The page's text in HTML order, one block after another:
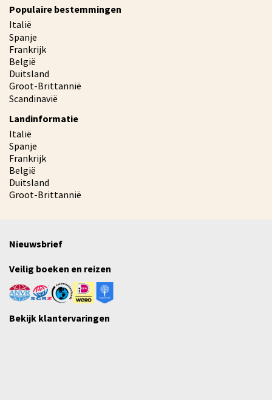
Populaire bestemmingen
Italië
Spanje
Frankrijk
België
Duitsland
Groot-Brittannië
Scandinavië
Landinformatie
Italië
Spanje
Frankrijk
België
Duitsland
Groot-Brittannië
Nieuwsbrief
Veilig boeken en reizen
Bekijk klantervaringen